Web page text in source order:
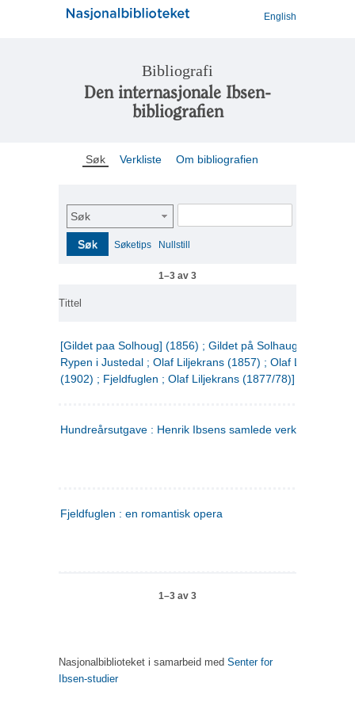
English
Bibliografi
Den internasjonale Ibsen-
bibliografien
Søk Verkliste Om bibliografien
Søk
Søk Søketips Nullstill
1–3 av 3
Tittel
[Gildet paa Solhoug] (1856) ; Gildet på Solhaug (1883) ;
Rypen i Justedal ; Olaf Liljekrans (1857) ; Olaf Liljekrans
(1902) ; Fjeldfuglen ; Olaf Liljekrans (1877/78)]
Hundreårsutgave : Henrik Ibsens samlede verker. 3
Fjeldfuglen : en romantisk opera
1–3 av 3
Nasjonalbiblioteket i samarbeid med Senter for
Ibsen-studier